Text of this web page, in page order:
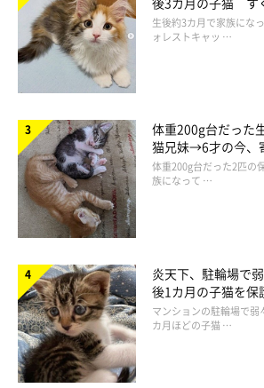
ち着く姿に「迎え
生後約3カ月で家族にな
ォレストキャッ …
体重200g台だった
猫兄妹→6才の今、
ほっこり！
体重200g台だった2匹の
族になって …
炎天下、駐輪場で
後1カ月の子猫を
でツンデレなコに成
マンションの駐輪場で
カ月ほどの子猫 …